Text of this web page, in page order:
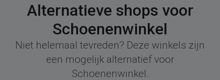
Alternatieve shops voor
Schoenenwinkel
Niet helemaal tevreden? Deze winkels zijn
een mogelijk alternatief voor
Schoenenwinkel.